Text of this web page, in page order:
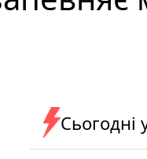
Сьогодні